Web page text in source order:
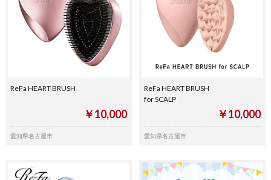
ReFa HEART BRUSH
￥10,000
愛知県名古屋市
ReFa HEART BRUSH
for SCALP
￥10,000
愛知県名古屋市